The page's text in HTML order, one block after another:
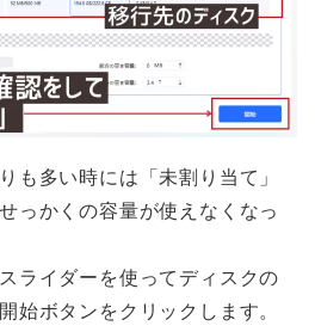
も多い時には「未割り当て」
っかくの容量が使えなくなっ
ライダーを使ってディスクの
始ボタンをクリックします。